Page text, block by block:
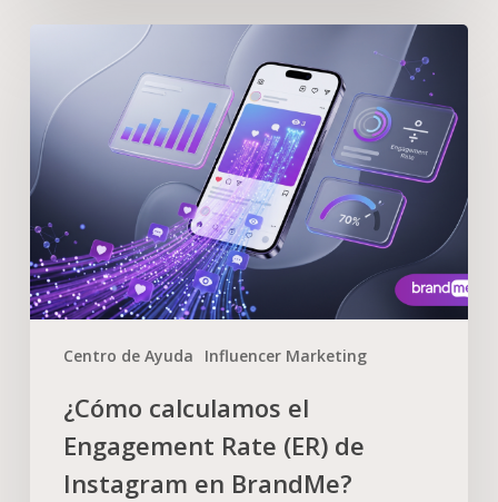
Centro de Ayuda Influencer Marketing
¿Cómo calculamos el
Engagement Rate (ER) de
Instagram en BrandMe?